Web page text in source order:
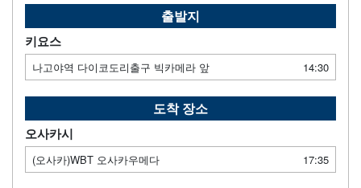
출발지
키요스
나고야역 다이코도리출구 빅카메라 앞 14:30
도착 장소
오사카시
(오사카)WBT 오사카우메다 17:35